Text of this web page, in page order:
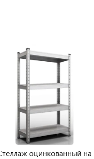
оцинкованный на